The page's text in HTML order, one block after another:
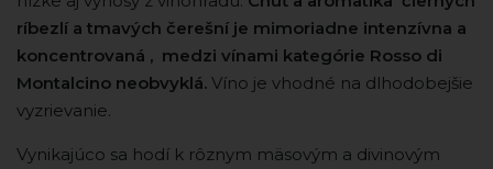
ríbezlí a tmavých čerešní je mimoriadne intenzívna a
koncentrovaná , medzi vínami kategórie Rosso di
Montalcino neobvyklá. Víno je vhodné na dlhodobejšie
vyzrievanie.
Vynikajúco sa hodí k rôznym mäsovým a divinovým